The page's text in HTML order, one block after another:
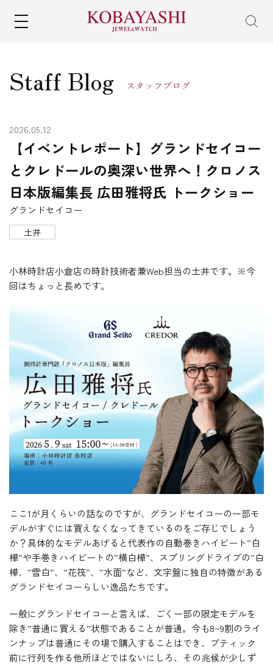
Staff Blog スタッフブログ
2026.05.12
【イベントレポート】グランドセイコー
とクレドールの奥深い世界へ！クロノス
日本版編集長 広田雅将氏 トークショー
グランドセイコー
土井
小林時計店小倉店の時計技術者兼Web担当の土井です。※今
回はちょっと長めです。
ここ1が月くらいの話なのですが、グランドセイコーの一部モ
デルがすぐには買えなくなってきているのをご存じでしょう
か？具体的なモデルあげると代表作の自動巻きハイビート”白
樺”や手巻きハイビートの”横白樺”、スプリングドライブの”白
樺、”雪白”、”花筏”、”水面”など、文字盤に独自の特徴がある
グランドセイコーらしい逸品たちです。
一般にグランドセイコーと言えば、ごく一部の限定モデルを
除き”普通に買える”状態であることが普通。今も8~9割のライ
ンナップは普通にその場で購入することはでき、ブティック
前に行列を作る他所ほどではないにしろ、その兆候が少しず